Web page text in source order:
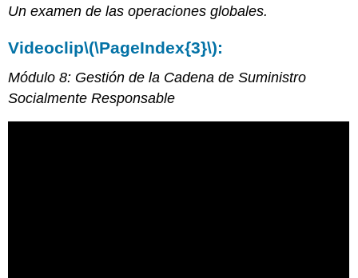
Un examen de las operaciones globales.
Videoclip\(\PageIndex{3}\):
Módulo 8: Gestión de la Cadena de Suministro
Socialmente Responsable